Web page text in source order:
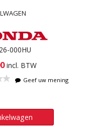
000HU
incl. BTW
Geef uw mening